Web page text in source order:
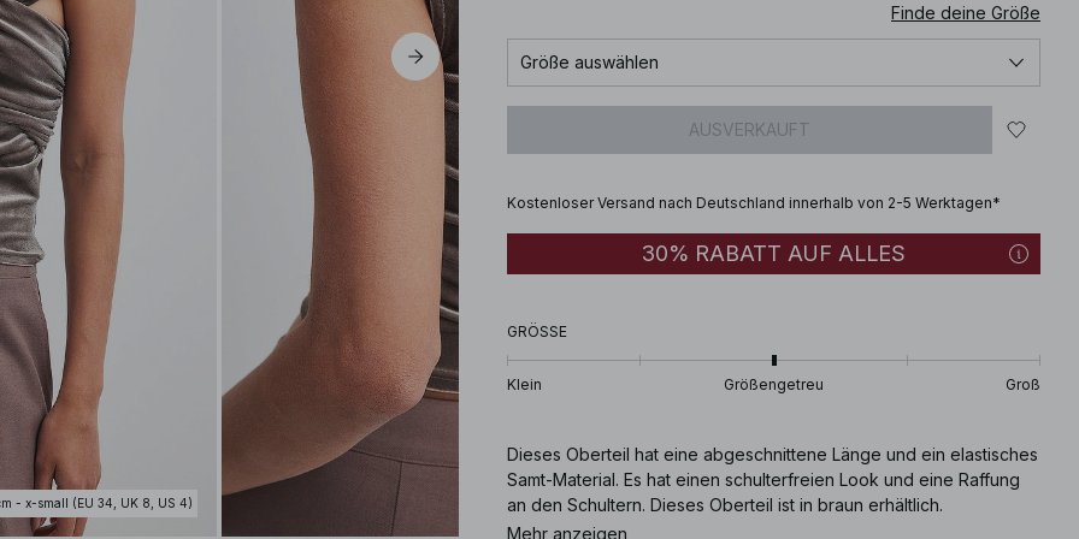
- x-small (EU 34, UK 8, US 4)
Finde deine Größe
Größe auswählen
AUSVERKAUFT
Kostenloser Versand nach Deutschland innerhalb von 2-5 Werktagen*
30% RABATT AUF ALLES
GRÖSSE
Klein Größengetreu Groß
Dieses Oberteil hat eine abgeschnittene Länge und ein elastisches
Samt-Material. Es hat einen schulterfreien Look und eine Raffung
an den Schultern. Dieses Oberteil ist in braun erhältlich.
Mehr anzeigen